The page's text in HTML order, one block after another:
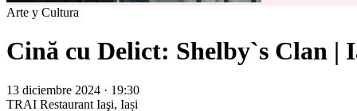
Arte y Cultura
Cină cu Delict: Shelby`s Clan |
13 diciembre 2024 · 19:30
TRAI Restaurant Iaşi, Iași